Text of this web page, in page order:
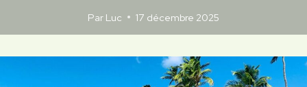
Par Luc 17 décembre 2025